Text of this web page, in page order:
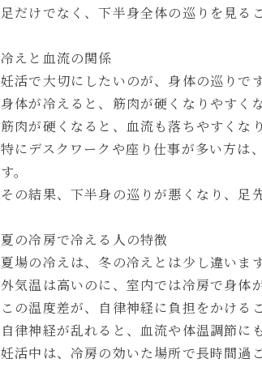
足だけでなく、下半身全体の巡りを見る
冷えと血流の関係
妊活で大切にしたいのが、身体の巡りです
身体が冷えると、筋肉が硬くなりやすくな
筋肉が硬くなると、血流も落ちやすくなり
特にデスクワークや座り仕事が多い方は
す。
その結果、下半身の巡りが悪くなり、足
夏の冷房で冷える人の特徴
夏場の冷えは、冬の冷えとは少し違います
外気温は高いのに、室内では冷房で身体
この温度差が、自律神経に負担をかける
自律神経が乱れると、血流や体温調節に
妊活中は、冷房の効いた場所で長時間過